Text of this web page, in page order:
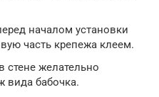
началом установки
часть крепежа клеем.
стене желательно
вида бабочка.